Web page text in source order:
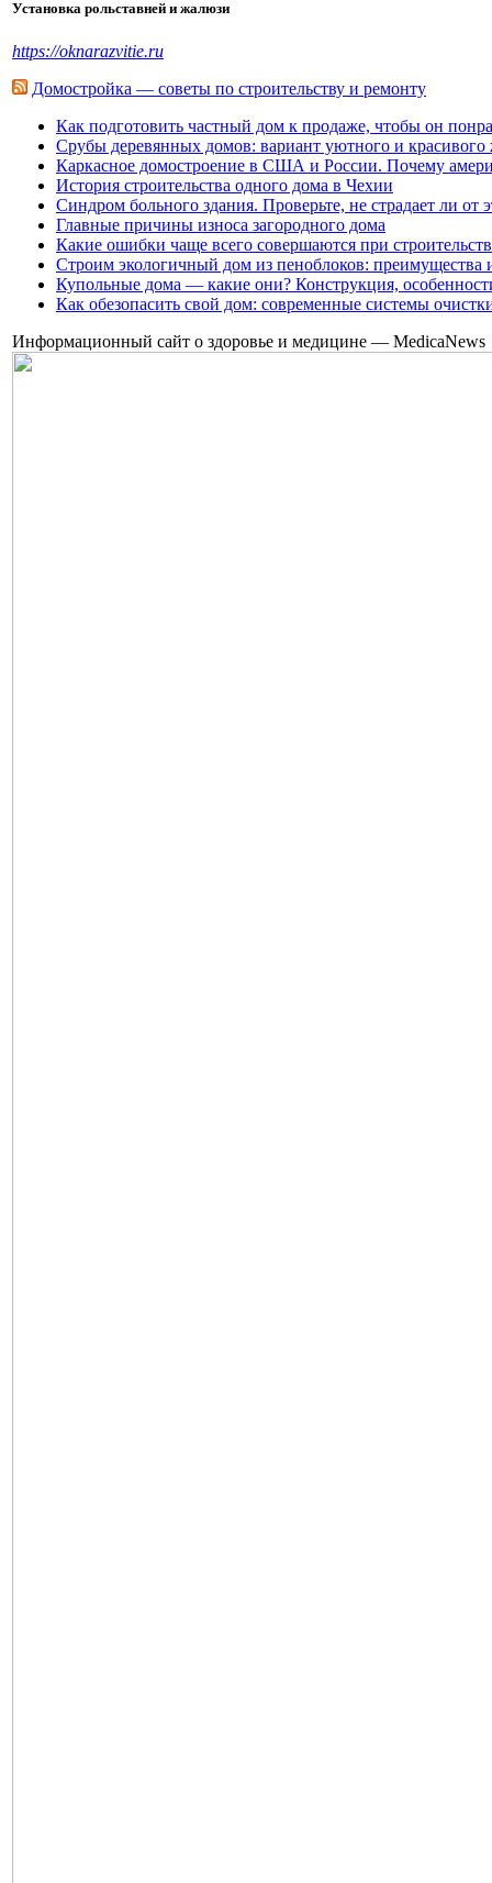
Установка рольставней и жалюзи
https://oknarazvitie.ru
Домостройка — советы по строительству и ремонту
Как подготовить частный дом к продаже, чтобы он
Срубы деревянных домов: вариант уютного и
Каркасное домостроение в США и России. Почему
История строительства одного дома в Чехии
Синдром больного здания. Проверьте, не страдает ли от
Главные причины износа загородного дома
Какие ошибки чаще всего совершаются при
Строим экологичный дом из пеноблоков: преимущества
Купольные дома — какие они? Конструкция,
Как обезопасить свой дом: современные системы
Информационный сайт о здоровье и медицине — MedicaNews